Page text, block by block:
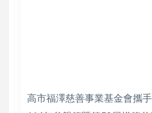
高市福澤慈善事業基金會攜